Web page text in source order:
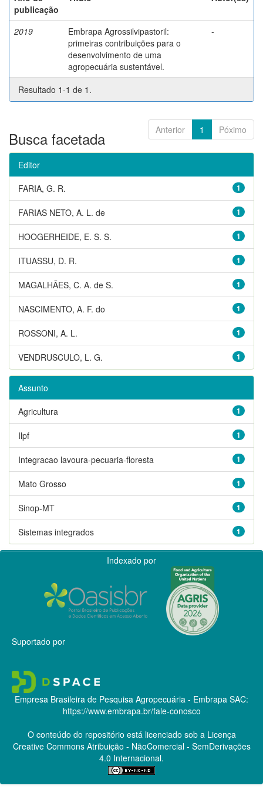
publicação
2019
Embrapa Agrossilvipastoril:
primeiras contribuições para o
desenvolvimento de uma
agropecuária sustentável.
-
Resultado 1-1 de 1.
Anterior 1 Póximo
Busca facetada
Editor
1
FARIA, G. R.
1
FARIAS NETO, A. L. de
1
HOOGERHEIDE, E. S. S.
1
ITUASSU, D. R.
1
MAGALHÃES, C. A. de S.
1
NASCIMENTO, A. F. do
1
ROSSONI, A. L.
1
VENDRUSCULO, L. G.
Assunto
1
Agricultura
1
Ilpf
1
Integracao lavoura-pecuaria-floresta
1
Mato Grosso
1
Sinop-MT
1
Sistemas integrados
Indexado por
Suportado por
Empresa Brasileira de Pesquisa Agropecuária - Embrapa SAC:
https://www.embrapa.br/fale-conosco
O conteúdo do repositório está licenciado sob a Licença
Creative CommonsAtribuição - NãoComercial - SemDerivações
4.0 Internacional.